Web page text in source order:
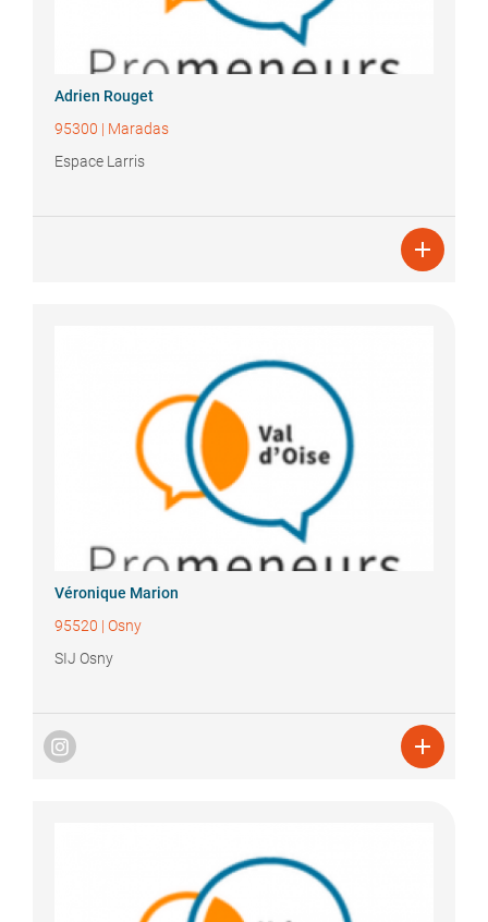
Adrien Rouget
95300 | Maradas
Espace Larris

Véronique Marion
95520 | Osny
SIJ Osny
